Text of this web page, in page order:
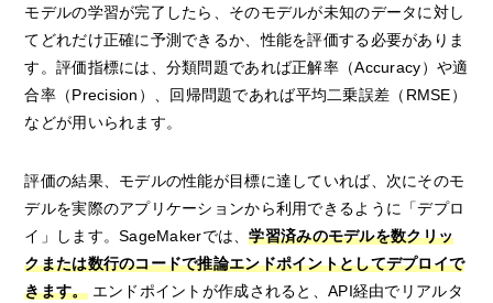
モデルの学習が完了したら、そのモデルが未知のデータに対し
てどれだけ正確に予測できるか、性能を評価する必要がありま
す。評価指標には、分類問題であれば正解率（Accuracy）や適
合率（Precision）、回帰問題であれば平均二乗誤差（RMSE）
などが用いられます。
評価の結果、モデルの性能が目標に達していれば、次にそのモ
デルを実際のアプリケーションから利用できるように「デプロ
イ」します。SageMakerでは、学習済みのモデルを数クリッ
クまたは数行のコードで推論エンドポイントとしてデプロイで
きます。エンドポイントが作成されると、API経由でリアルタ